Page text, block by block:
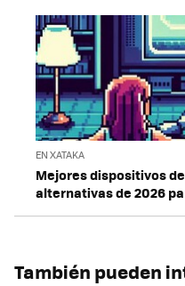
EN XATAKA
Mejores dispositivos
alternativas de 2026
También pueden